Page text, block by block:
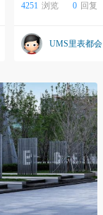
4251 浏览 0 回复
UMS里表都会